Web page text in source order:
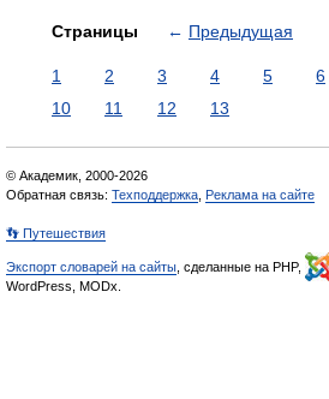
Страницы ← Предыдущая
1 2 3 4 5 6
10
11 12 13
© Академик, 2000-2026
Обратная связь: Техподдержка Реклама на сайте
👣 Путешествия
Экспорт словарей на сайты , сделанные на PHP,
WordPress, MODx.